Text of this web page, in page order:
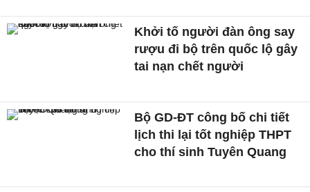
Khởi tố người đàn ông say
rượu đi bộ trên quốc lộ gây
tai nạn chết người
Bộ GD-ĐT công bố chi tiết
lịch thi lại tốt nghiệp THPT
cho thí sinh Tuyên Quang